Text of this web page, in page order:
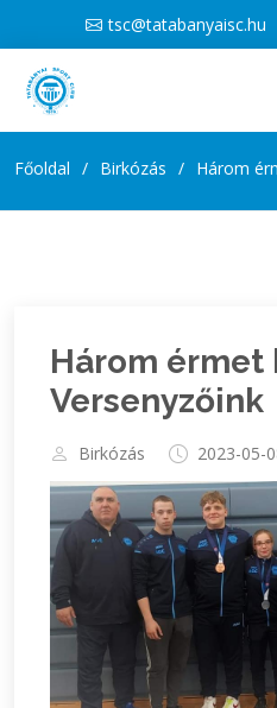
tsc@tatabanyaisc.hu
Főoldal Birkózás Három
Három érmet
Versenyzőink
Birkózás 2023-05-